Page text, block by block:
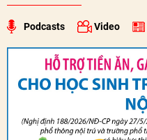
Podcasts Video